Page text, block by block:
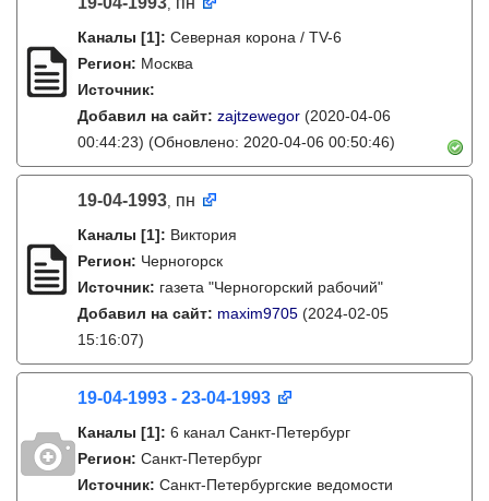
,
Каналы [1]: Северная корона / TV-6
Регион: Москва
Источник:
Добавил на сайт: zajtzewegor (2020-04-06
00:44:23) (Обновлено: 2020-04-06 00:50:46)
19-04-1993, пн
Каналы [1]: Виктория
Регион: Черногорск
Источник: газета "Черногорский рабочий"
Добавил на сайт: maxim9705 (2024-02-05
15:16:07)
19-04-1993 - 23-04-1993
Каналы [1]: 6 канал Санкт-Петербург
Регион: Санкт-Петербург
Источник: Санкт-Петербургские ведомости